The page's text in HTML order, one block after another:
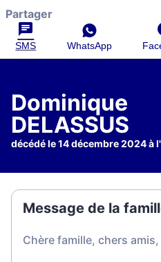
Partager
SMS WhatsApp
Dominique
DELASSUS
décédé le 14 décembre 2024 à
Message de la
Chère famille, chers amis,